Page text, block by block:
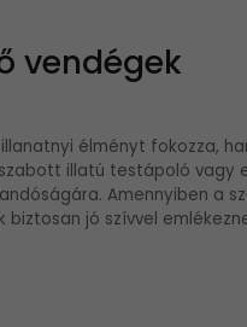
vendégek
élményt fokozza,
illatú testápoló vagy
Amennyiben a
jó szívvel